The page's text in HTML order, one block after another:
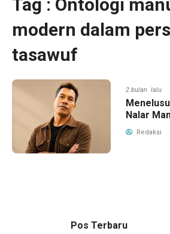
Tag : Ontologi
modern dalam
tasawuf
2 bulan lalu
Nalar
Redaksi
Pos Terbaru